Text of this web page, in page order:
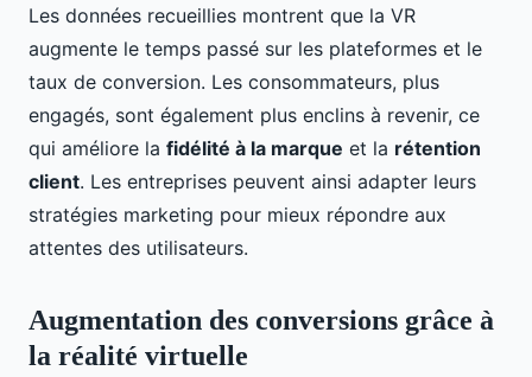
Les données recueillies montrent que la VR
augmente le temps passé sur les plateformes et le
taux de conversion. Les consommateurs, plus
engagés, sont également plus enclins à revenir, ce
qui améliore la fidélité à la marque et la rétention
client. Les entreprises peuvent ainsi adapter leurs
stratégies marketing pour mieux répondre aux
attentes des utilisateurs.
Augmentation des conversions grâce à
la réalité virtuelle